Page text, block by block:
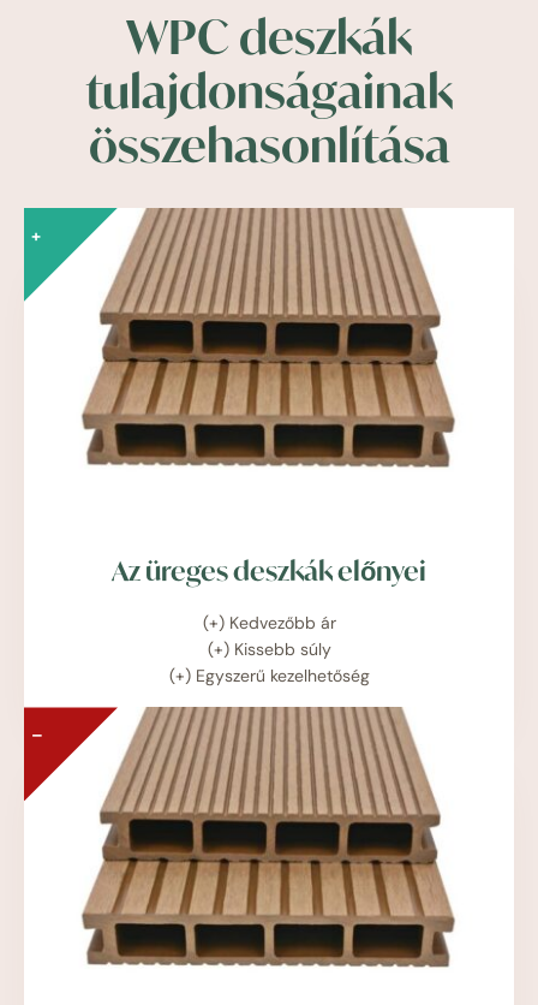
WPC deszkák
tulajdonságainak
összehasonlítása
+
Az üreges deszkák előnyei
(+) Kedvezőbb ár
(+) Kissebb súly
(+) Egyszerű kezelhetőség
–